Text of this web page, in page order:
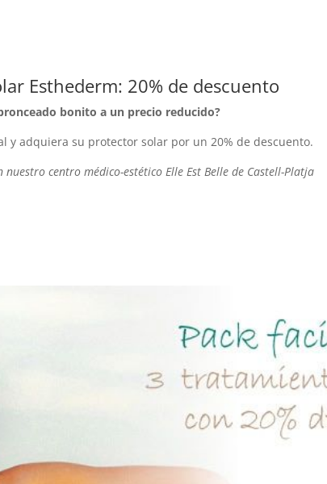
Esthederm: 20% de descuento
bonito a un precio reducido?
y adquiera su protector solar por un 20% de descuento.
centro médico-estético Elle Est Belle de Castell-Platja